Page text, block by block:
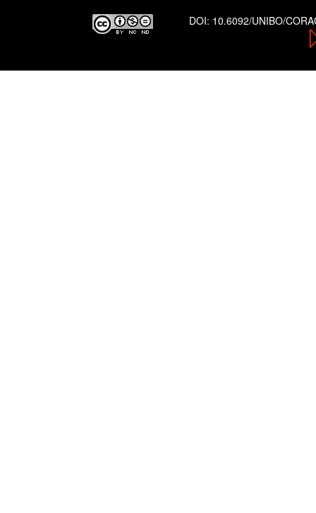
DOI: 10.6092/UNIBO/